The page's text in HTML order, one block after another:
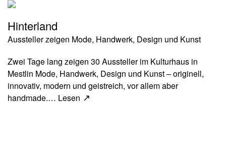
Hinterland
Aussteller zeigen Mode, Handwerk, Design und Kunst
Zwei Tage lang zeigen 30 Aussteller im Kulturhaus in
Mestlin Mode, Handwerk, Design und Kunst – originell,
innovativ, modern und geistreich, vor allem aber
handmade.… Lesen